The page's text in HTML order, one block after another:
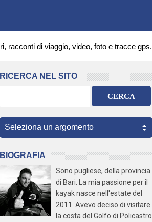
racconti di viaggio, video, foto e tracce gps.
RICERCA NEL SITO
CERCA
BIOGRAFIA
Sono pugliese, della provincia
di Bari. La mia passione per il
kayak nasce nell'estate del
2011. Avevo deciso di visitare
la costa del Golfo di Policastro